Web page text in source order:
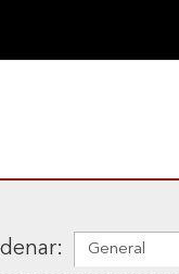
General